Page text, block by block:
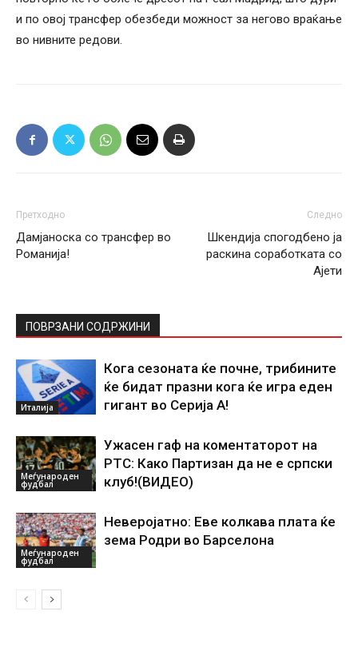
и по овој трансфер обезбеди можност за негово враќање
во нивните редови.
Претходно
Дамјаноска со трансфер во
Романија!
Следно
Шкендија спогодбено ја
раскина соработката со
Ајети
ПОВРЗАНИ СОДРЖИНИ
Италија
Кога сезоната ќе почне, трибините
ќе бидат празни кога ќе игра еден
гигант во Серија А!
Меѓународен
фудбал
Ужасен гаф на коментаторот на
РТС: Како Партизан да не е српски
клуб!(ВИДЕО)
Меѓународен
фудбал
Неверојатно: Еве колкава плата ќе
зема Родри во Барселона